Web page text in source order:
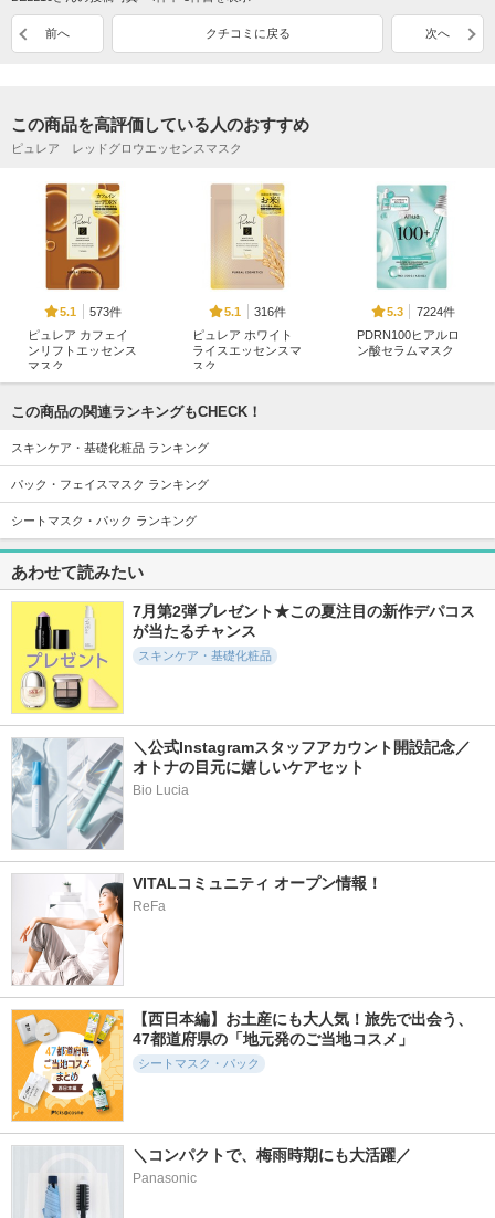
前へ クチコミに戻る 次へ
この商品を高評価している人のおすすめ
ピュレア レッドグロウエッセンスマスク
5.1
573件
ピュレア カフェイ
ンリフトエッセンス
マスク
5.1
316件
ピュレア ホワイト
ライスエッセンスマ
スク
5.3
7224件
PDRN100ヒアルロ
ン酸セラムマスク
5.0
436件
ピュレア リジュオ
ンリペアエッセンス
マスク
ピュレア
ABC-Gピールウォ
ジェニフィック ア
5.3
11145件
5番 白玉グルタチオ
ンCふりかけマスク
ナンバーズイン(numb
uzin)
5.6
17350件
スキンクリア クレ
5.3
13631件
エッセンスイン ク
5.1
2241件
セルメイジング ビ
タC ブライトニング
マスク
Torriden (トリデン)
スク
ピュレア
マスク
ピュレア
1668件
この商品の関連ランキングもCHECK！
スキンケア・基礎化粧品 ランキング
パック・フェイスマスク ランキング
シートマスク・パック ランキング
あわせて読みたい
7月第2弾プレゼント★この夏注目の新作デパコス
が当たるチャンス
スキンケア・基礎化粧品
＼公式Instagramスタッフアカウント開設記念／
オトナの目元に嬉しいケアセット
Bio Lucia
VITALコミュニティ オープン情報！
ReFa
【西日本編】お土産にも大人気！旅先で出会う、
47都道府県の「地元発のご当地コスメ」
シートマスク・パック
＼コンパクトで、梅雨時期にも大活躍／
Panasonic